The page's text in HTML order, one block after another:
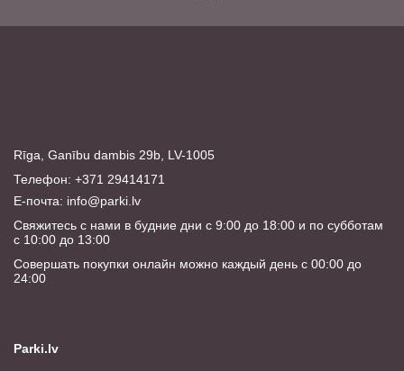
Rīga, Ganību dambis 29b, LV-1005
Телефон: +371 29414171
E-почта: info@parki.lv
Свяжитесь с нами в будние дни с 9:00 до 18:00 и по субботам
с 10:00 до 13:00
Совершать покупки онлайн можно каждый день с 00:00 до
24:00
Parki.lv